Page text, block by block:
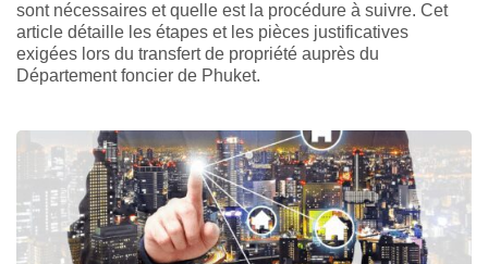
sont nécessaires et quelle est la procédure à suivre. Cet
article détaille les étapes et les pièces justificatives
exigées lors du transfert de propriété auprès du
Département foncier de Phuket.